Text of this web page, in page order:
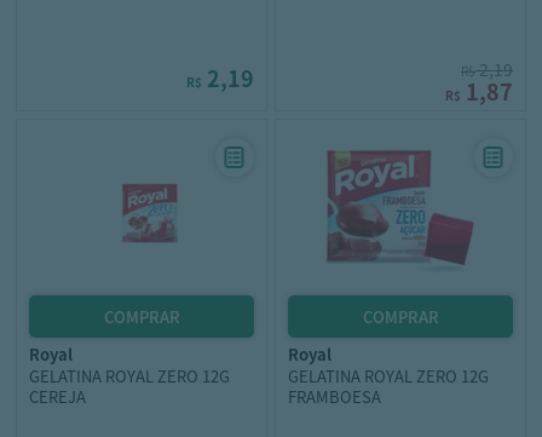
R$ 2,19 R$2,19
R$ 1,87
royal
GELATINA ROYAL ZERO 12G
CEREJA
royal
GELATINA ROYAL ZERO 12G
FRAMBOESA